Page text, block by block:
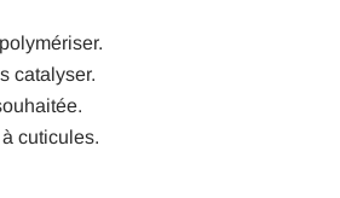
catalyser.
cuticules.